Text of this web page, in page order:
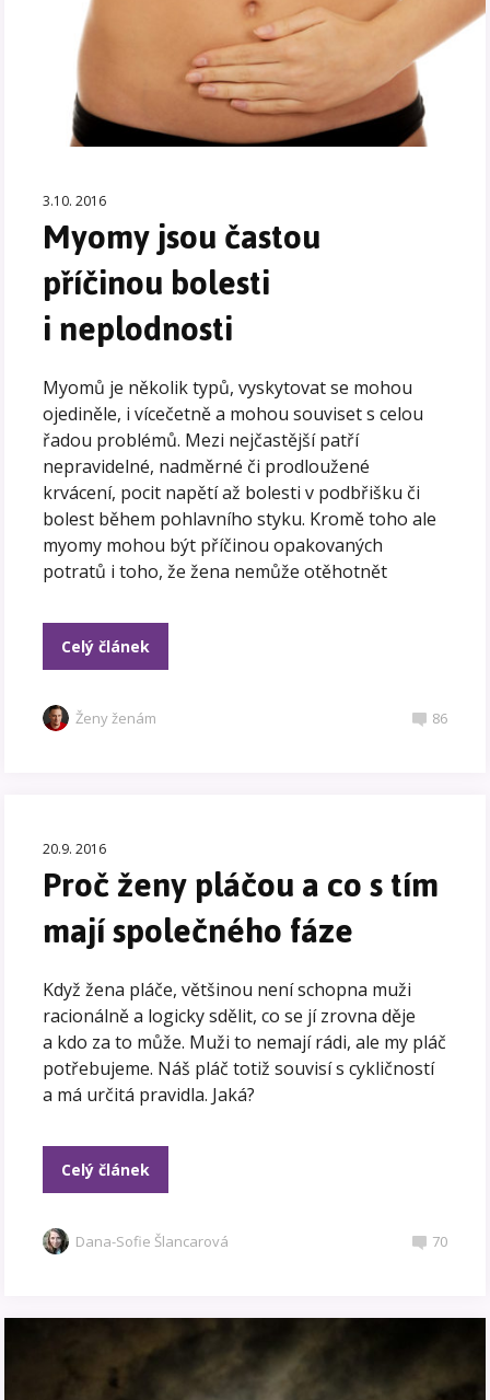
3.10. 2016
Myomy jsou častou
příčinou bolesti
i neplodnosti
Myomů je několik typů, vyskytovat se mohou
ojediněle, i vícečetně a mohou souviset s celou
řadou problémů. Mezi nejčastější patří
nepravidelné, nadměrné či prodloužené
krvácení, pocit napětí až bolesti v podbřišku či
bolest během pohlavního styku. Kromě toho ale
myomy mohou být příčinou opakovaných
potratů i toho, že žena nemůže otěhotnět
Celý článek
Ženy ženám 86
20.9. 2016
Proč ženy pláčou a co s tím
mají společného fáze
Když žena pláče, většinou není schopna muži
racionálně a logicky sdělit, co se jí zrovna děje
a kdo za to může. Muži to nemají rádi, ale my pláč
potřebujeme. Náš pláč totiž souvisí s cykličností
a má určitá pravidla. Jaká?
Celý článek
Dana-Sofie Šlancarová 70